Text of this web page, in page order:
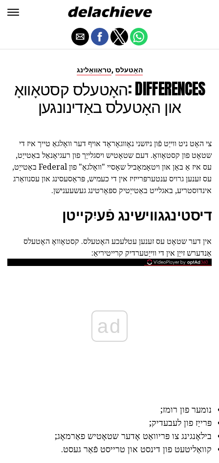
טראַוואַלינג, האָטעלס
האָטעלס קסטאָוואָ: DIFFERENCES
און האָטעלס באַדינונגען
צי האָט ניט ווייַט פֿון ניזשני נאָווגאָראָד אויף דער וואָלגאַ טייך איז די
שטאָט פון קסטאָוואָ. דעם שטאָטיש ויסגלייַך פון רעגיאָנאַל באַטייַט,
עס איז אַ באַן און ויטאָמאָביל שאָסיי "וואָלגאַ" פון Federal באַטייַט,
עס זענען גרויס ענטערפּרייזיז אין די כעמיש, פּראַסעסינג און עסנוואַרג
אינדוסטריע, באגלייט באַטייַטיק ספּאָרטינג געשעענישן.
דיסטינגגווישינג פֿעיִקייטן
אין דער שטאָט עס זענען עטלעכע האָטעלס. קסטאָוואָ האָטעלס
אַנדערש זייַן אין די ווייַטערדיק קרייטיריאַ:
ad
נומער פון רומז;
פּרייַז פון לעבעדיק;
בילאָנגינג צו פּריוואַט אָדער שטאָטיש פאַרמאָג;
קוואַליטעט פון דינסט און טרייסט פֿאַר געסט.